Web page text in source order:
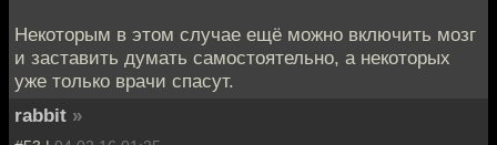
Некоторым в этом случае ещё можно включить мозг
и заставить думать самостоятельно, а некоторых
уже только врачи спасут.
rabbit »